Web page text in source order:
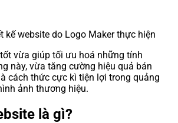
kế website do Logo Maker thực hiện
vừa giúp tối ưu hoá những tính
này, vừa tăng cường hiệu quả bán
cách thức cực kì tiện lợi trong quảng
ảnh thương hiệu.
là gì?